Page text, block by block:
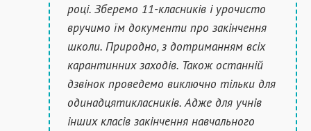
році. Зберемо 11-класників і урочисто
вручимо їм документи про закінчення
школи. Природно, з дотриманням всіх
карантинних заходів. Також останній
дзвінок проведемо виключно тільки для
одинадцятикласників. Адже для учнів
інших класів закінчення навчального